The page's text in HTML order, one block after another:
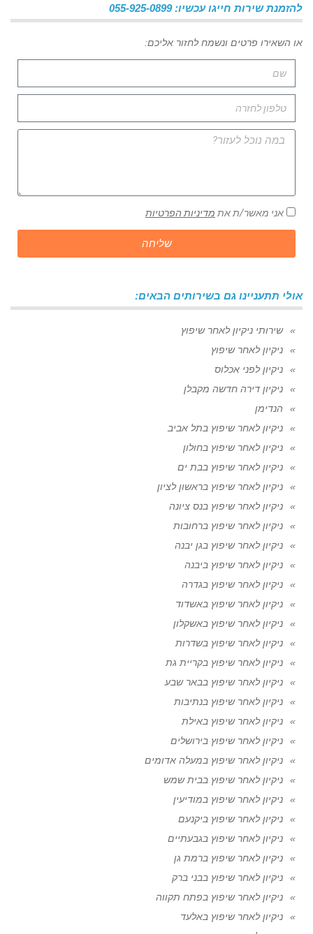
להזמנת שירות חייגו עכשיו: 055-925-0899
או השאירו פרטים ונשמח לחזור אליכם:
אני מאשר/ת את מדיניות הפרטיות
שליחה
אולי תתעניינו גם בשירותים הבאים:
שירותי ניקיון לאחר שיפוץ
ניקיון לאחר שיפוץ
ניקיון לפני אכלוס
ניקיון דירה חדשה מקבלן
הנדימן
ניקיון לאחר שיפוץ בתל אביב
ניקיון לאחר שיפוץ בחולון
ניקיון לאחר שיפוץ בבת ים
ניקיון לאחר שיפוץ בראשון לציון
ניקיון לאחר שיפוץ בנס ציונה
ניקיון לאחר שיפוץ ברחובות
ניקיון לאחר שיפוץ בגן יבנה
ניקיון לאחר שיפוץ ביבנה
ניקיון לאחר שיפוץ בגדרה
ניקיון לאחר שיפוץ באשדוד
ניקיון לאחר שיפוץ באשקלון
ניקיון לאחר שיפוץ בשדרות
ניקיון לאחר שיפוץ בקריית גת
ניקיון לאחר שיפוץ בבאר שבע
ניקיון לאחר שיפוץ בנתיבות
ניקיון לאחר שיפוץ באילת
ניקיון לאחר שיפוץ בירושלים
ניקיון לאחר שיפוץ במעלה אדומים
ניקיון לאחר שיפוץ בבית שמש
ניקיון לאחר שיפוץ במודיעין
ניקיון לאחר שיפוץ ביקנעם
ניקיון לאחר שיפוץ בגבעתיים
ניקיון לאחר שיפוץ ברמת גן
ניקיון לאחר שיפוץ בבני ברק
ניקיון לאחר שיפוץ בפתח תקווה
ניקיון לאחר שיפוץ באלעד